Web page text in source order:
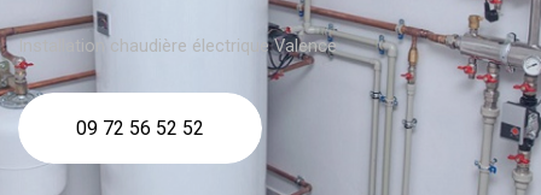
Installation chaudière électrique Valence
09 72 56 52 52